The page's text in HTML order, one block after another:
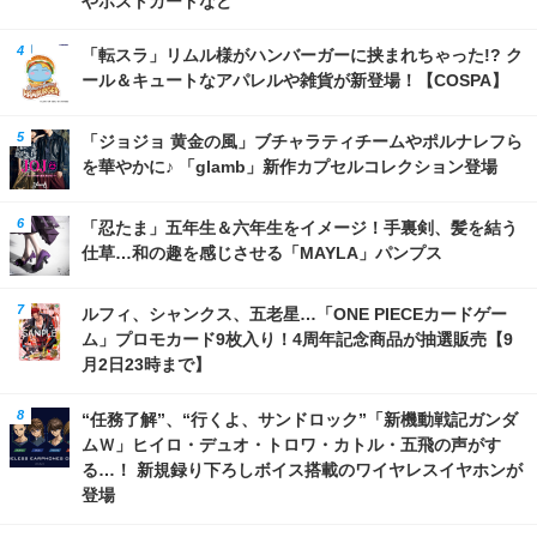
「転スラ」リムル様がハンバーガーに挟まれちゃった!? ク
ール＆キュートなアパレルや雑貨が新登場！【COSPA】
「ジョジョ 黄金の風」ブチャラティチームやポルナレフら
を華やかに♪ 「glamb」新作カプセルコレクション登場
「忍たま」五年生＆六年生をイメージ！手裏剣、髪を結う
仕草…和の趣を感じさせる「MAYLA」パンプス
ルフィ、シャンクス、五老星…「ONE PIECEカードゲー
ム」プロモカード9枚入り！4周年記念商品が抽選販売【9
月2日23時まで】
“任務了解”、“行くよ、サンドロック”「新機動戦記ガンダ
ムＷ」ヒイロ・デュオ・トロワ・カトル・五飛の声がす
る…！ 新規録り下ろしボイス搭載のワイヤレスイヤホンが
登場